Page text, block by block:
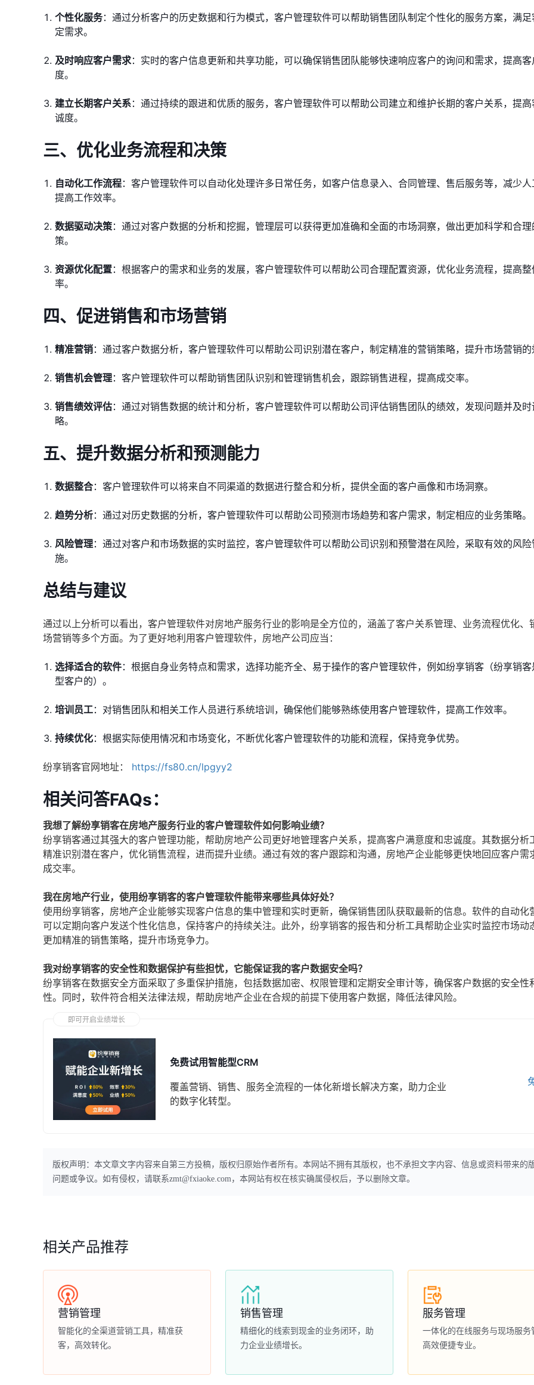
个性化服务：通过分析客户的历史数据和行为模式，客户管理软件可以帮助销售团队制定个性化的服务方案，满
定需求。
及时响应客户需求：实时的客户信息更新和共享功能，可以确保销售团队能够快速响应客户的询问和需求，提高客
度。
建立长期客户关系：通过持续的跟进和优质的服务，客户管理软件可以帮助公司建立和维护长期的客户关系，提高
诚度。
三、优化业务流程和决策
自动化工作流程：客户管理软件可以自动化处理许多日常任务，如客户信息录入、合同管理、售后服务等，减少人
提高工作效率。
数据驱动决策：通过对客户数据的分析和挖掘，管理层可以获得更加准确和全面的市场洞察，做出更加科学和合
策。
资源优化配置：根据客户的需求和业务的发展，客户管理软件可以帮助公司合理配置资源，优化业务流程，提高
率。
四、促进销售和市场营销
精准营销：通过客户数据分析，客户管理软件可以帮助公司识别潜在客户，制定精准的营销策略，提升市场营销的
销售机会管理：客户管理软件可以帮助销售团队识别和管理销售机会，跟踪销售进程，提高成交率。
销售绩效评估：通过对销售数据的统计和分析，客户管理软件可以帮助公司评估销售团队的绩效，发现问题并及时
略。
五、提升数据分析和预测能力
数据整合：客户管理软件可以将来自不同渠道的数据进行整合和分析，提供全面的客户画像和市场洞察。
趋势分析：通过对历史数据的分析，客户管理软件可以帮助公司预测市场趋势和客户需求，制定相应的业务策略。
风险管理：通过对客户和市场数据的实时监控，客户管理软件可以帮助公司识别和预警潜在风险，采取有效的风
施。
总结与建议
通过以上分析可以看出，客户管理软件对房地产服务行业的影响是全方位的，涵盖了客户关系管理、业务流程优化、
场营销等多个方面。为了更好地利用客户管理软件，房地产公司应当：
选择适合的软件：根据自身业务特点和需求，选择功能齐全、易于操作的客户管理软件，例如纷享销客（纷享销客
型客户的）。
培训员工：对销售团队和相关工作人员进行系统培训，确保他们能够熟练使用客户管理软件，提高工作效率。
持续优化：根据实际使用情况和市场变化，不断优化客户管理软件的功能和流程，保持竞争优势。
纷享销客官网地址： https://fs80.cn/lpgyy2
相关问答FAQs：
我想了解纷享销客在房地产服务行业的客户管理软件如何影响业绩？
纷享销客通过其强大的客户管理功能，帮助房地产公司更好地管理客户关系，提高客户满意度和忠诚度。其数据分析
精准识别潜在客户，优化销售流程，进而提升业绩。通过有效的客户跟踪和沟通，房地产企业能够更快地回应客户需
成交率。
我在房地产行业，使用纷享销客的客户管理软件能带来哪些具体好处？
使用纷享销客，房地产企业能够实现客户信息的集中管理和实时更新，确保销售团队获取最新的信息。软件的自动化
可以定期向客户发送个性化信息，保持客户的持续关注。此外，纷享销客的报告和分析工具帮助企业实时监控市场动
更加精准的销售策略，提升市场竞争力。
我对纷享销客的安全性和数据保护有些担忧，它能保证我的客户数据安全吗？
纷享销客在数据安全方面采取了多重保护措施，包括数据加密、权限管理和定期安全审计等，确保客户数据的安全性
性。同时，软件符合相关法律法规，帮助房地产企业在合规的前提下使用客户数据，降低法律风险。
即可开启业绩增长
免费试用智能型CRM
覆盖营销、销售、服务全流程的一体化新增长解决方案，助力企业
的数字化转型。
版权声明：本文章文字内容来自第三方投稿，版权归原始作者所有。本网站不拥有其版权，也不承担文字内容、信息或资料带来的
问题或争议。如有侵权，请联系zmt@fxiaoke.com，本网站有权在核实确属侵权后，予以删除文章。
相关产品推荐
营销管理
智能化的全渠道营销工具，精准获
客，高效转化。
销售管理
精细化的线索到现金的业务闭环，助
力企业业绩增长。
服务管理
一体化的在线服务与现场服务
高效便捷专业。